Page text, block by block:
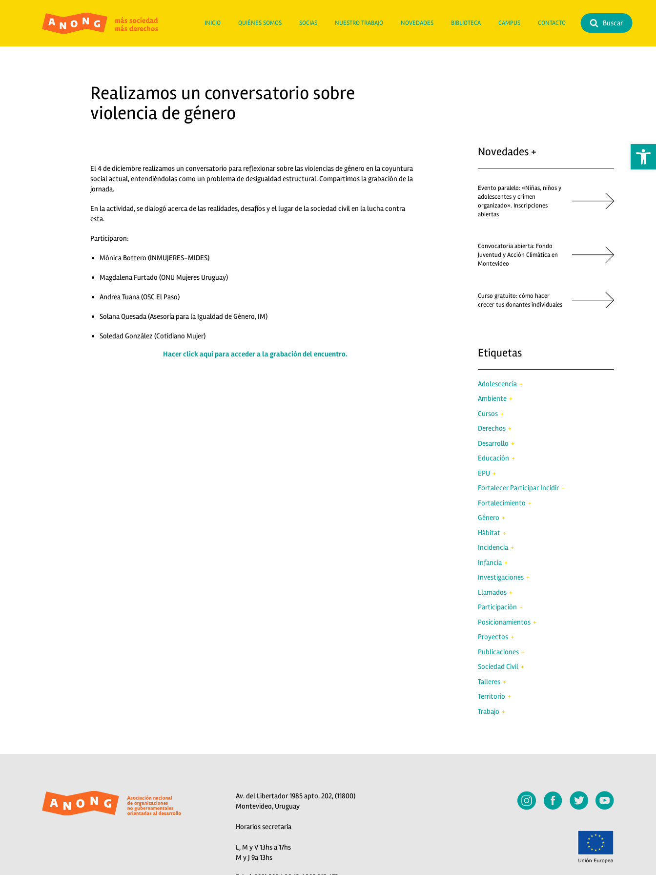
Abrir
INICIO QUIÉNES SOMOS SOCIAS NUESTRO TRABAJO NOVEDADES BIBLIOTECA CAMPUS CONTACTO Buscar
Realizamos un conversatorio sobre
violencia de género
El 4 de diciembre realizamos un conversatorio para reflexionar sobre las violencias de género en la coyuntura
social actual, entendiéndolas como un problema de desigualdad estructural. Compartimos la grabación de la
jornada.
En la actividad, se dialogó acerca de las realidades, desafíos y el lugar de la sociedad civil en la lucha contra
esta.
Participaron:
Mónica Bottero (INMUJERES-MIDES)
Magdalena Furtado (ONU Mujeres Uruguay)
Andrea Tuana (OSC El Paso)
Solana Quesada (Asesoría para la Igualdad de Género, IM)
Soledad González (Cotidiano Mujer)
Hacer click aquí para acceder a la grabación del encuentro.
Novedades +
Evento paralelo: «Niñas, niños y
adolescentes y crimen
organizado». Inscripciones
abiertas
Convocatoria abierta: Fondo
Juventud y Acción Climática en
Montevideo
Curso gratuito: cómo hacer
crecer tus donantes individuales
Etiquetas
Adolescencia
Ambiente
Cursos
Derechos
Desarrollo
Educación
EPU
Fortalecer Participar Incidir
Fortalecimiento
Género
Hábitat
Incidencia
Infancia
Investigaciones
Llamados
Participación
Posicionamientos
Proyectos
Publicaciones
Sociedad Civil
Talleres
Territorio
Trabajo
Av. del Libertador 1985 apto. 202, (11800)
Montevideo, Uruguay
Horarios secretaría
L, M y V 13hs a 17hs
M y J 9a 13hs